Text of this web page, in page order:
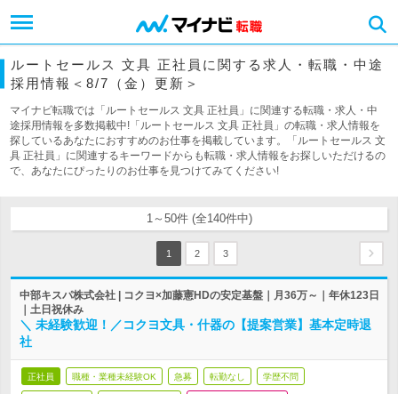
ルートセールス 文具 正社員に関する求人・転職・中途
採用情報＜8/7（金）更新＞
マイナビ転職では「ルートセールス 文具 正社員」に関連する転職・求人・中
途採用情報を多数掲載中!「ルートセールス 文具 正社員」の転職・求人情報を
探しているあなたにおすすめのお仕事を掲載しています。「ルートセールス 文
具 正社員」に関連するキーワードからも転職・求人情報をお探しいただけるの
で、あなたにぴったりのお仕事を見つけてみてください!
1～50件 (全140件中)
1 2 3
中部キスパ株式会社 | コクヨ×加藤憲HDの安定基盤｜月36万～｜年休123日
｜土日祝休み
＼ 未経験歓迎！／コクヨ文具・什器の【提案営業】基本定時退
社
正社員 職種・業種未経験OK 急募 転勤なし 学歴不問